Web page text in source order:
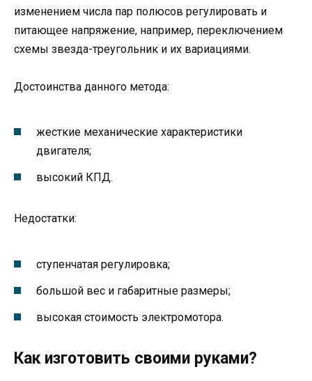
изменением числа пар полюсов регулировать и
питающее напряжение, например, переключением
схемы звезда-треугольник и их вариациями.
Достоинства данного метода:
жесткие механические характеристики
двигателя;
высокий КПД.
Недостатки:
ступенчатая регулировка;
большой вес и габаритные размеры;
высокая стоимость электромотора.
Как изготовить своими руками?